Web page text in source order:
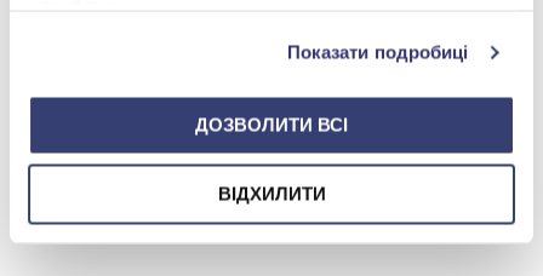
Показати подробиці
ДОЗВОЛИТИ ВСІ
ВІДХИЛИТИ